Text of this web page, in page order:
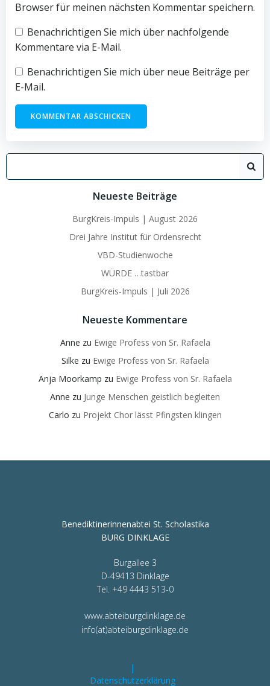
Browser für meinen nächsten Kommentar speichern.
Benachrichtigen Sie mich über nachfolgende
Kommentare via E-Mail.
Benachrichtigen Sie mich über neue Beiträge per
E-Mail.
for:
Neueste Beiträge
BurgKreis-Impuls | August 2026
Drei Jahre Institut für Ordensrecht
VBD-Studienwoche
WÜRDE …tastbar
BurgKreis-Impuls | Juli 2026
Neueste Kommentare
Anne zu Ewige Profess von Sr. Rafaela
Silke zu Ewige Profess von Sr. Rafaela
Anja Moorkamp zu Ewige Profess von Sr. Rafaela
Anne zu Junge Menschen geistlich begleiten
Carlo zu Projekt Chor lässt Pfingsten klingen
Benediktinerinnenabtei St. Scholastika
BURG DINKLAGE
Burgallee 3
D-49413 Dinklage
Tel. +49 4443 513-0
www.abteiburgdinklage.de
info(at)abteiburgdinklage.de
|
Datenschutzerklärung